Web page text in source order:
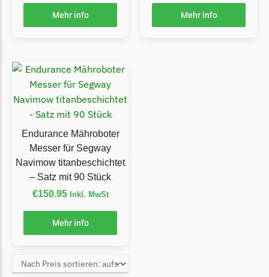
Begrenzungsdraht
Begrenzungsdraht
Mehr info Mehr info
Endurance Mähroboter
Messer für Segway
Navimow titanbeschichtet
– Satz mit 90 Stück
€150.95 Inkl. MwSt
Mehr info